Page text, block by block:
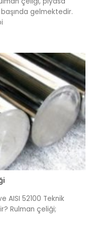
gelmektedir.
AISI 52100 Teknik
Rulman çeliği;